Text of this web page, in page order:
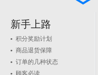
新手上路
积分奖励计划
商品退货保障
订单的几种状态